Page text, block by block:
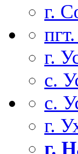
г.
г.
с.
с.
г.
г.